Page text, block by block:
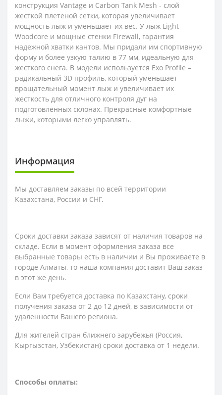
конструкция Vantage и Carbon Tank Mesh - слой
жесткой плетеной сетки, которая увеличивает
мощность лыж и уменьшает их вес. У лыж Light
Woodcore и мощные стенки Firewall, гарантия
надежной хватки кантов. Мы придали им спортивную
форму и более узкую талию в 77 мм, идеальную для
жесткого снега. В модели используется Exo Profile –
радикальный 3D профиль, который уменьшает
вращательный момент лыж и увеличивает их
жесткость для отличного контроля дуг на
подготовленных склонах. Прекрасные комфортные
лыжи, которыми легко управлять.
Информация
Мы доставляем заказы по всей территории
Казахстана, России и СНГ.
Сроки доставки заказа зависят от наличия товаров на
складе. Если в момент оформления заказа все
выбранные товары есть в наличии и Вы проживаете в
городе Алматы, то наша компания доставит Ваш заказ
в этот же день.
Если Вам требуется доставка по Казахстану, сроки
получения заказа от 2 до 12 дней, в зависимости от
удаленности Вашего региона.
Для жителей стран ближнего зарубежья (Россия,
Кыргызстан, Узбекистан) сроки доставка от 1 недели.
Способы оплаты: